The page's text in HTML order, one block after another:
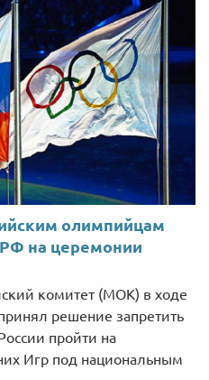
олимпийцам
РФ на церемонии
комитет (МОК) в ходе
решение запретить
пройти на
Игр под национальным